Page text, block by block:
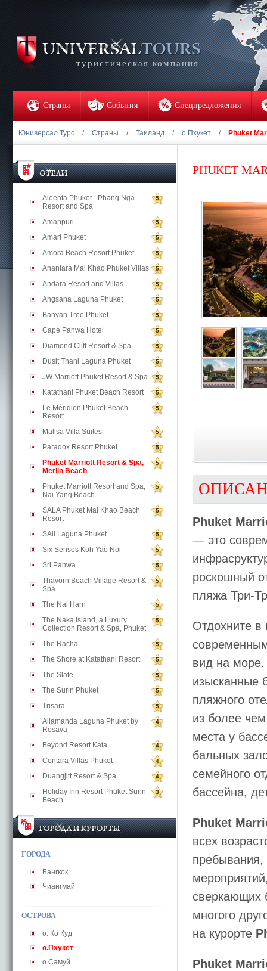
туристическая компания
Страны События Спецпредложения
Юниверсал Турс / Страны / Таиланд / о.Пхукет / Phuket
Aleenta Phuket - Phang Nga
Resort and Spa
5
Amanpuri 5
Amari Phuket 5
Amora Beach Resort Phuket 5
Anantara Mai Khao Phuket Villas 5
Andara Resort and Villas 5
Angsana Laguna Phuket 5
Banyan Tree Phuket 5
Cape Panwa Hotel 5
Diamond Cliff Resort & Spa 5
Dusit Thani Laguna Phuket 5
JW Marriott Phuket Resort & Spa 5
Katathani Phuket Beach Resort 5
Le Méridien Phuket Beach
Resort
5
Malisa Villa Suites 5
Paradox Resort Phuket 5
Phuket Marriott Resort & Spa,
Merlin Beach
5
Phuket Marriott Resort and Spa,
Nai Yang Beach
5
SALA Phuket Mai Khao Beach
Resort
5
SAii Laguna Phuket 5
Six Senses Koh Yao Noi 5
Sri Panwa 5
Thavorn Beach Village Resort &
Spa
5
The Nai Harn 5
The Naka Island, a Luxury
Collection Resort & Spa, Phuket
5
The Racha 5
The Shore at Katathani Resort 5
The Slate 5
The Surin Phuket 5
Trisara 5
Allamanda Laguna Phuket by
Resava
4
Beyond Resort Kata 4
Centara Villas Phuket 4
Duangjitt Resort & Spa 4
Holiday Inn Resort Phuket Surin
Beach
3
ГОРОДА
Бангкок
Чиангмай
ОСТРОВА
o. Ко Куд
о.Пхукет
о.Самуй
PHUKET
Phuket
— это
роскошный
пляжа Три-
Отдохните
вид на море.
изысканные
пляжного
из более
места у
бальных
семейного
бассейна,
Phuket
всех
пребывания,
сверкающих
многого
на курорте
Phuket